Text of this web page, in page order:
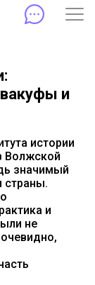
и
истории
Волжской
значимый
страны.
и
не